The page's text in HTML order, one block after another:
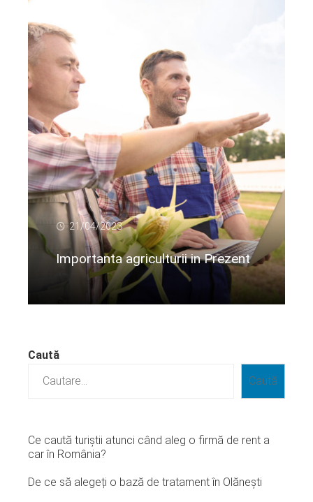
21/04/2023
Importanta agriculturii in Prezent
Citeste mai departe...
Caută
Caută
Ce caută turiștii atunci când aleg o firmă de rent a
car în România?
De ce să alegeți o bază de tratament în Olănești